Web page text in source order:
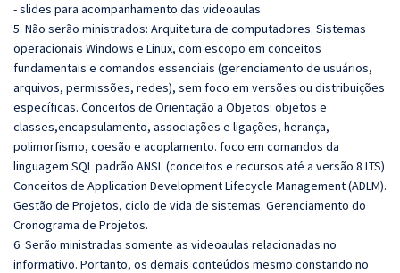
- slides para acompanhamento das videoaulas.
5. Não serão ministrados: Arquitetura de computadores. Sistemas
operacionais Windows e Linux, com escopo em conceitos
fundamentais e comandos essenciais (gerenciamento de usuários,
arquivos, permissões, redes), sem foco em versões ou distribuições
específicas. Conceitos de Orientação a Objetos: objetos e
classes,encapsulamento, associações e ligações, herança,
polimorfismo, coesão e acoplamento. foco em comandos da
linguagem SQL padrão ANSI. (conceitos e recursos até a versão 8 LTS)
Conceitos de Application Development Lifecycle Management (ADLM).
Gestão de Projetos, ciclo de vida de sistemas. Gerenciamento do
Cronograma de Projetos.
6. Serão ministradas somente as videoaulas relacionadas no
informativo. Portanto, os demais conteúdos mesmo constando no